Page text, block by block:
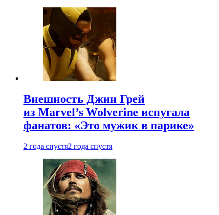
Внешность Джин Грей
из Marvel’s Wolverine испугала
фанатов: «Это мужик в парике»
2 года спустя2 года спустя